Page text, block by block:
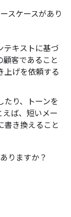
スケースがあり
テキストに基づ
顧客であること
上げを依頼する
たり、トーンを
ば、短いメー
書き換えること
りますか？